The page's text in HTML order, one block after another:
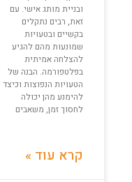
ובניית מותג אישי. עם
זאת, רבים נתקלים
בקשיים ובטעויות
שמונעות מהם להגיע
להצלחה אמיתית
בפלטפורמה. הבנה של
הטעויות הנפוצות וכיצד
להימנע מהן יכולה
לחסוך זמן, משאבים
קרא עוד »